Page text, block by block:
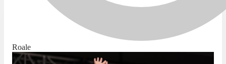
Roale